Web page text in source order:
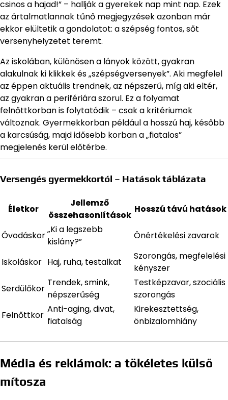
csinos a hajad!” – hallják a gyerekek nap mint nap. Ezek
az ártalmatlannak tűnő megjegyzések azonban már
ekkor elültetik a gondolatot: a szépség fontos, sőt
versenyhelyzetet teremt.
Az iskolában, különösen a lányok között, gyakran
alakulnak ki klikkek és „szépségversenyek”. Aki megfelel
az éppen aktuális trendnek, az népszerű, míg aki eltér,
az gyakran a perifériára szorul. Ez a folyamat
felnőttkorban is folytatódik – csak a kritériumok
változnak. Gyermekkorban például a hosszú haj, később
a karcsúság, majd idősebb korban a „fiatalos”
megjelenés kerül előtérbe.
Versengés gyermekkortól – Hatások táblázata
Életkor
Jellemző
összehasonlítások
Hosszú távú hatások
Óvodáskor
„Ki a legszebb
kislány?”
Önértékelési zavarok
Iskoláskor Haj, ruha, testalkat
Szorongás, megfelelési
kényszer
Serdülőkor
Trendek, smink,
népszerűség
Testképzavar, szociális
szorongás
Felnőttkor
Anti-aging, divat,
fiatalság
Kirekesztettség,
önbizalomhiány
Média és reklámok: a tökéletes külső
mítosza